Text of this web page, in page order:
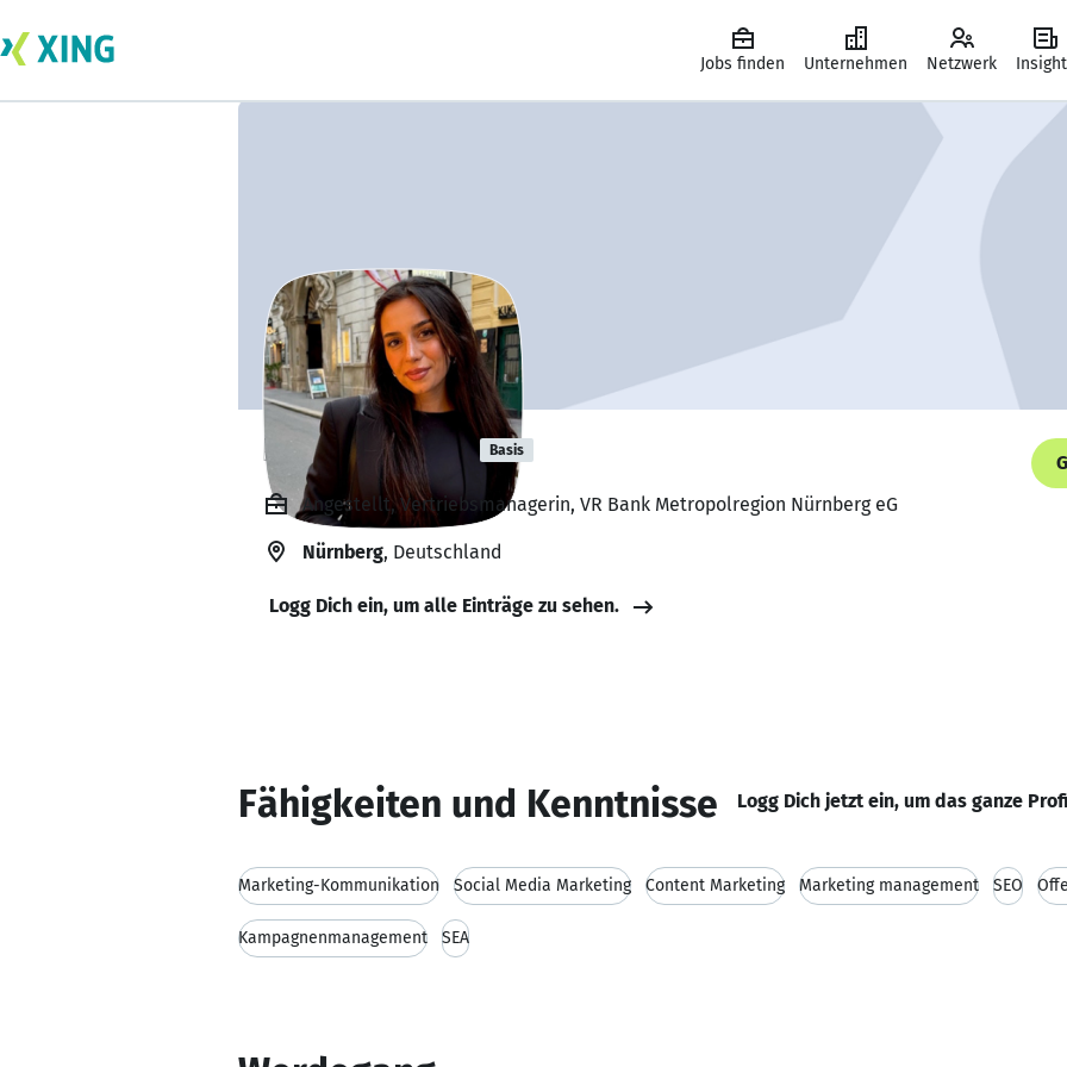
Jobs finden Unternehmen Netzwerk
Bawan Arbilly Basis
Angestellt, Vertriebsmanagerin, VR Bank Metropolregion Nürnberg eG
Nürnberg, Deutschland
Logg Dich ein, um alle Einträge zu sehen.
Fähigkeiten und Kenntnisse Logg Dich jetzt ein, um das ganze
Marketing-Kommunikation Social Media Marketing Content Marketing Marketing management SEO
Kampagnenmanagement SEA